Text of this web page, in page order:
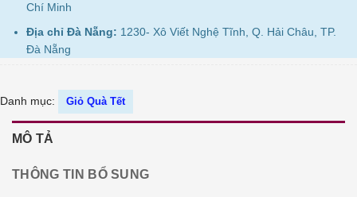
Chí Minh
Địa chỉ Đà Nẵng: 1230- Xô Viết Nghệ Tĩnh, Q. Hải Châu, TP.
Đà Nẵng
Danh mục: Giỏ Quà Tết
MÔ TẢ
THÔNG TIN BỔ SUNG